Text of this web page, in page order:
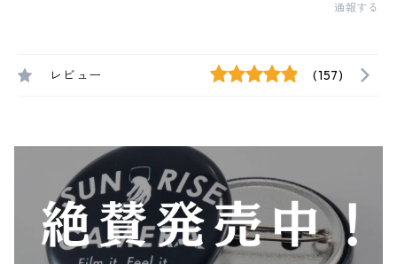
通報する
レビュー (157)